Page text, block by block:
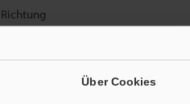
Über Cookies